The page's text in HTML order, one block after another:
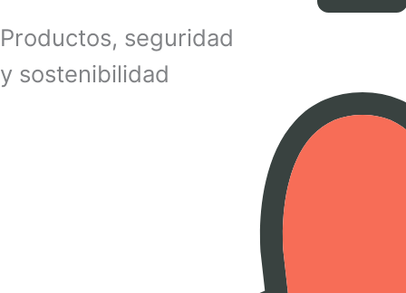
Productos, seguridad
y sostenibilidad